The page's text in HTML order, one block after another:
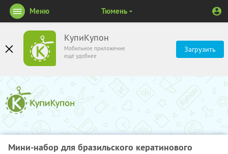
КупиКупон
Мобильное приложение
ещё удобнее
Загрузить
Меню Тюмень
Мини-набор для бразильского кератинового